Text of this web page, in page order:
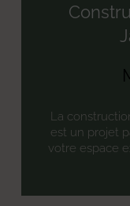
La
est un projet
votre espace